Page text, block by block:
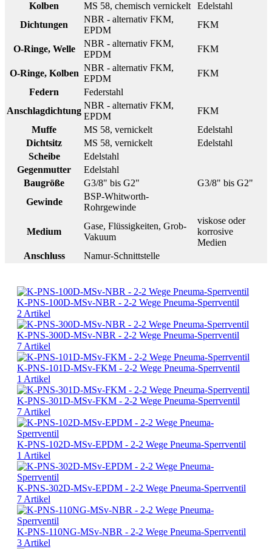
Kolben
MS 58, chemisch vernickelt
Edelstahl
Dichtungen
NBR - alternativ FKM,
EPDM
FKM
O-Ringe, Welle
NBR - alternativ FKM,
EPDM
FKM
O-Ringe, Kolben
NBR - alternativ FKM,
EPDM
FKM
Federn
Federstahl
Anschlagdichtung
NBR - alternativ FKM,
EPDM
FKM
Muffe
MS 58, vernickelt
Edelstahl
Dichtsitz
MS 58, vernickelt
Edelstahl
Scheibe
Edelstahl
Gegenmutter
Edelstahl
Baugröße
G3/8" bis G2"
G3/8" bis G2"
Gewinde
BSP-Whitworth-
Rohrgewinde
Medium
Gase, Flüssigkeiten, Grob-
Vakuum
viskose oder
korrosive
Medien
Anschluss
Namur-Schnittstelle
K-PNS-100D-MSv-NBR - 2-2 Wege Pneuma-Sperrventil
2 Artikel
K-PNS-300D-MSv-NBR - 2-2 Wege Pneuma-Sperrventil
7 Artikel
K-PNS-101D-MSv-FKM - 2-2 Wege Pneuma-Sperrventil
1 Artikel
K-PNS-301D-MSv-FKM - 2-2 Wege Pneuma-Sperrventil
7 Artikel
K-PNS-102D-MSv-EPDM - 2-2 Wege Pneuma-Sperrventil
1 Artikel
K-PNS-302D-MSv-EPDM - 2-2 Wege Pneuma-Sperrventil
7 Artikel
K-PNS-110NG-MSv-NBR - 2-2 Wege Pneuma-Sperrventil
3 Artikel